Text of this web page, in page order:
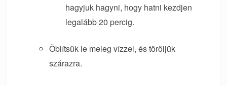
hagyjuk hagyni, hogy hatni kezdjen
legalább 20 percig.
Öblítsük le meleg vízzel, és töröljük
szárazra.